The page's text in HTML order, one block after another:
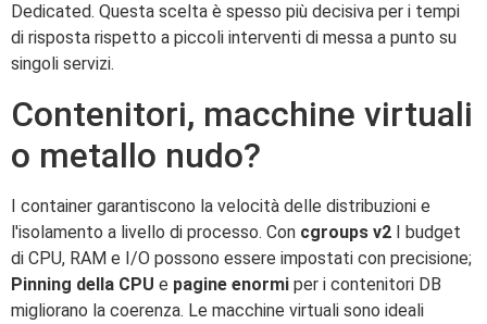
Dedicated. Questa scelta è spesso più decisiva per i tempi
di risposta rispetto a piccoli interventi di messa a punto su
singoli servizi.
Contenitori, macchine virtuali
o metallo nudo?
I container garantiscono la velocità delle distribuzioni e
l'isolamento a livello di processo. Con cgroups v2 I budget
di CPU, RAM e I/O possono essere impostati con precisione;
Pinning della CPU e pagine enormi per i contenitori DB
migliorano la coerenza. Le macchine virtuali sono ideali